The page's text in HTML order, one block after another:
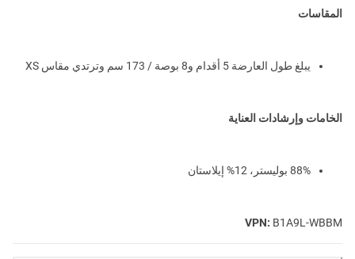
المقاسات
يبلغ طول العارضة 5 أقدام و8 بوصة / 173 سم وترتدي مقاس XS
الخامات وإرشادات العناية
88% بوليستر، 12% إيلاستان
VPN: B1A9L-WBBM